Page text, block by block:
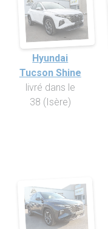
Hyundai
Tucson Shine
livré dans le
38 (Isère)